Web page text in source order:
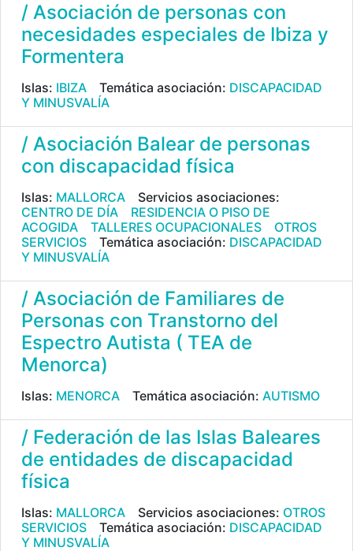
/ Asociación de personas con
necesidades especiales de Ibiza y
Formentera
Islas: IBIZA Temática asociación: DISCAPACIDAD
Y MINUSVALÍA
/ Asociación Balear de personas
con discapacidad física
Islas: MALLORCA
Servicios asociaciones:
CENTRO DE DÍA
RESIDENCIA O PISO DE
ACOGIDA
TALLERES OCUPACIONALES
OTROS
SERVICIOS
Temática asociación: DISCAPACIDAD
Y MINUSVALÍA
/ Asociación de Familiares de
Personas con Transtorno del
Espectro Autista ( TEA de
Menorca)
Islas: MENORCA Temática asociación: AUTISMO
/ Federación de las Islas Baleares
de entidades de discapacidad
física
Islas: MALLORCA Servicios asociaciones: OTROS
SERVICIOS
Temática asociación: DISCAPACIDAD
Y MINUSVALÍA